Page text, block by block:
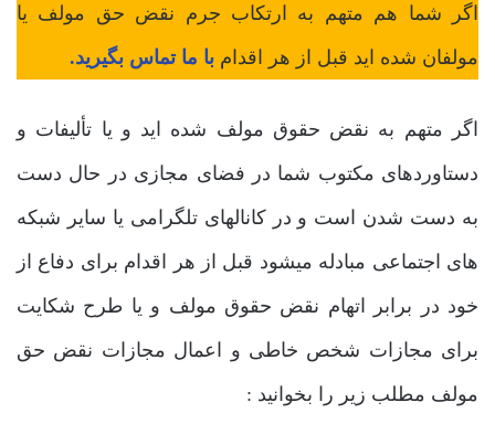
اگر شما هم متهم به ارتکاب جرم نقض حق مولف یا
مولفان شده اید قبل از هر اقدام با ما تماس بگیرید.
اگر متهم به نقض حقوق مولف شده اید و یا تألیفات و
دستاوردهای مکتوب شما در فضای مجازی در حال دست
به دست شدن است و در کانالهای تلگرامی یا سایر شبکه
های اجتماعی مبادله میشود قبل از هر اقدام برای دفاع از
خود در برابر اتهام نقض حقوق مولف و یا طرح شکایت
برای مجازات شخص خاطی و اعمال مجازات نقض حق
مولف مطلب زیر را بخوانید :